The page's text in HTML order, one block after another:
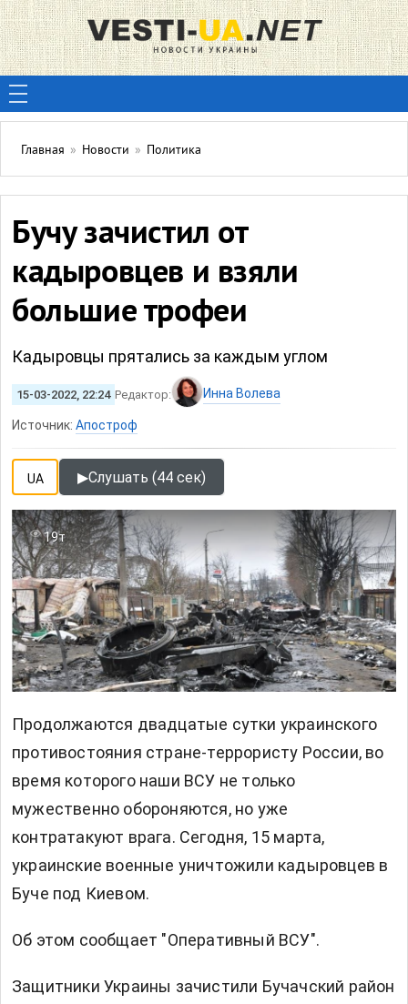
Главная » Новости » Политика
Бучу зачистил от
кадыровцев и взяли
большие трофеи
Кадыровцы прятались за каждым углом
15-03-2022, 22:24 Редактор: Инна Волева
Источник: Апостроф
UA ▶Слушать (44 сек)
19т
Продолжаются двадцатые сутки украинского
противостояния стране-террористу России, во
время которого наши ВСУ не только
мужественно обороняются, но уже
контратакуют врага. Сегодня, 15 марта,
украинские военные уничтожили кадыровцев в
Буче под Киевом.
Об этом сообщает "Оперативный ВСУ".
Защитники Украины зачистили Бучачский район